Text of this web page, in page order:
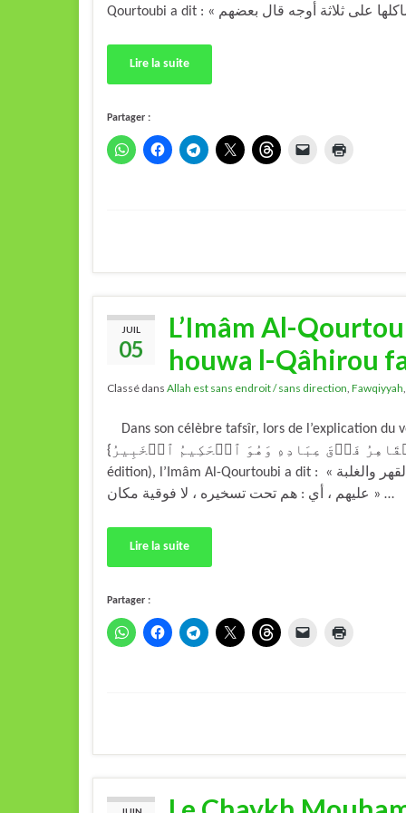
Lire la suite
Partager :
JUIL
05
L’Imâm Al-
houwa l-Qâhirou
Classé dans Allah est sans endroit / sans direction Fawqiyyah
Dans son célèbre tafsîr, lors de l’explication du
{وَهُوَ ٱلۡقَاهِرُ فَوۡقَ عِبَادِهِ وَهُوَ ٱلۡحَكِيمُ ٱلۡخَبِيرُ } (tome 3 page 399 de cette
édition), l’Imâm Al-Qourtoubi a dit : « ومعنى { فَوقَ عِباَدِهِ } فوقية الاستعلاء بالقهر والغلبة
عليهم ، أي : هم تحت تسخيره ، لا فوقية مكان » …
Lire la suite
Partager :